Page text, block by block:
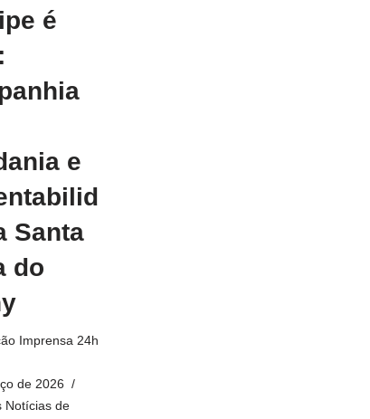
é
e
Santa
do
Imprensa 24h
de 2026
Notícias de